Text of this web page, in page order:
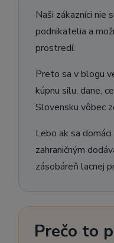
Naši zákazníci nie
podnikatelia a
prostredí.
Preto sa v blogu
kúpnu silu, dane,
Slovensku vôbec
Lebo ak sa
zahraničným
zásobáreň lacnej
Prečo to